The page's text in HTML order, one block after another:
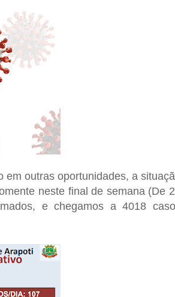
em outras oportunidades, a
neste final de semana (De
e chegamos a 4018